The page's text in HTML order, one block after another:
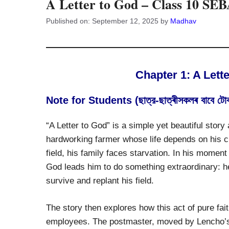
A Letter to God – Class 10
Published on: September 12, 2025 by Madhav
Chapter 1: A
Note for Students (ছাত্র-ছাত্ৰীসকলৰ বাবে
“A Letter to God” is a simple yet beautiful
hardworking farmer whose life depends on his
field, his family faces starvation. In his
God leads him to do something extraordinary:
survive and replant his field.
The story then explores how this act of pure
employees. The postmaster, moved by